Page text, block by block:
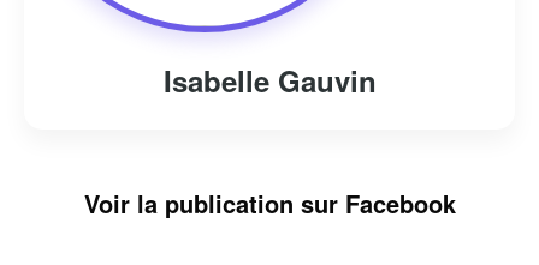
Isabelle Gauvin
Voir la publication sur Facebook